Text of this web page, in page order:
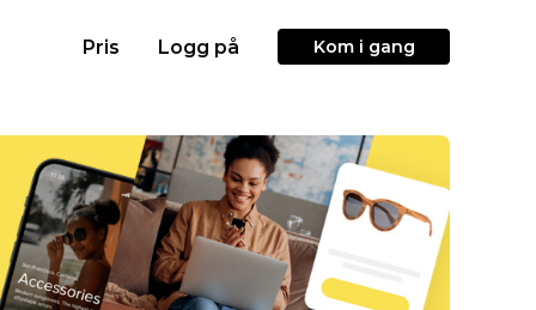
Pris Logg på Kom i gang